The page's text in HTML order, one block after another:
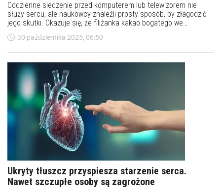
Codzienne siedzenie przed komputerem lub telewizorem nie
służy sercu, ale naukowcy znaleźli prosty sposób, by złagodzić
jego skutki. Okazuje się, że filiżanka kakao bogatego we
flawanole może pomóc utrzymać naczynia krwionośne w dobrej
kondycji – nawet po kilku godzinach bez ruchu.
30 października 2025, 06:50
Ukryty tłuszcz przyspiesza starzenie serca.
Nawet szczupłe osoby są zagrożone